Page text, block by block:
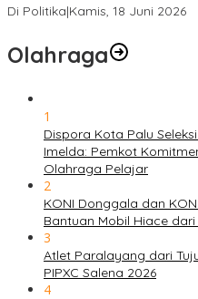
Di Politika|Kamis, 18 Juni 2026
Olahraga
1
Dispora Kota Palu
Imelda: Pemkot
Olahraga Pelajar
2
KONI Donggala dan
Bantuan Mobil Hiace
3
Atlet Paralayang dari
PIPXC Salena 2026
4